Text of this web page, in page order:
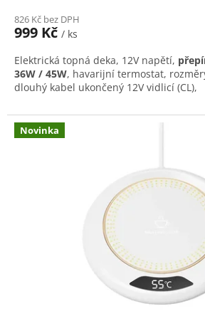
produktu
je
z
5
hvězdiček.
826 Kč bez DPH
999 Kč / ks
Elektrická topná deka, 12V napětí,
36W / 45W, havarijní termostat,
dlouhý kabel ukončený 12V vidlicí (CL),
Novinka